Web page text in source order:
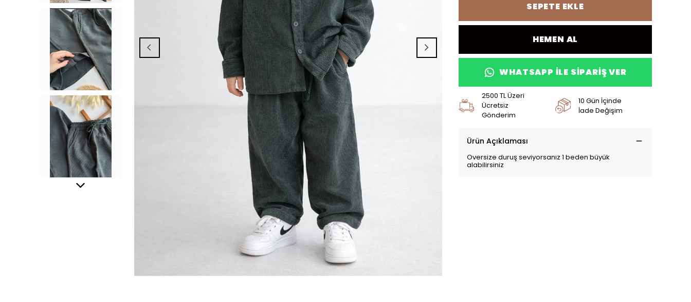
SEPETE EKLE
HEMEN AL
WHATSAPP ILE SIPARIŞ VER
2500 TL Üzeri
Ücretsiz
Gönderim
10 Gün İçinde
İade Değişim
Ürün Açıklaması
Oversize duruş seviyorsanız 1 beden büyük
alabilirsiniz